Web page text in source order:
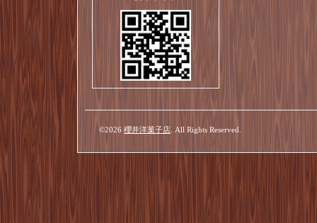
©2026 櫻井洋菓子店 . All Rights Reserved.